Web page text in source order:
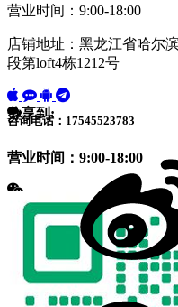
营业时间：9:00-18:00
店铺地址：黑龙江省哈尔
段第loft4栋1212号
咨询电话：17545523783
营业时间：9:00-18:00
分享到: